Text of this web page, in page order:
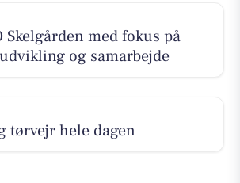
Skelgården med fokus på
og samarbejde
tørvejr hele dagen